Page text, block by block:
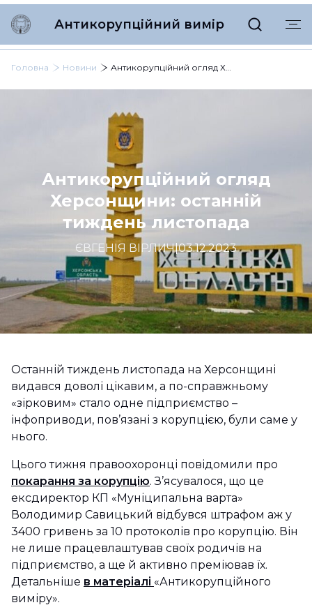
Антикорупційний вимір
Головна Новини Антикорупційний огляд Херсонщини: останній тиждень листопада
Антикорупційний огляд
Херсонщини: останній
тиждень листопада
ЄВГЕНІЯ ВІРЛИЧ|03.12.2023
Останній тиждень листопада на Херсонщині
видався доволі цікавим, а по-справжньому
«зірковим» стало одне підприємство –
інфоприводи, пов’язані з корупцією, були саме у
нього.
Цього тижня правоохоронці повідомили про
покарання за корупцію. З’ясувалося, що це
ексдиректор КП «Муніципальна варта»
Володимир Савицький відбувся штрафом аж у
3400 гривень за 10 протоколів про корупцію. Він
не лише працевлаштував своїх родичів на
підприємство, а ще й активно преміював їх.
Детальніше в матеріалі «Антикорупційного
виміру».